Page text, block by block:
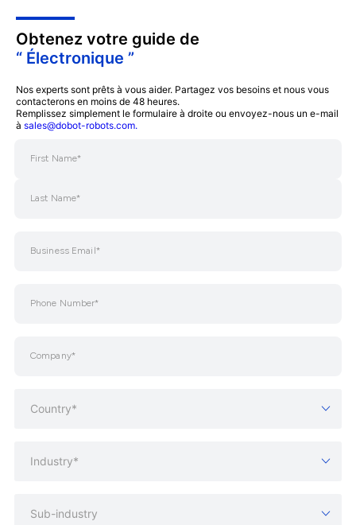
Obtenez votre guide de
“ Électronique ”
Nos experts sont prêts à vous aider. Partagez vos besoins et nous vous
contacterons en moins de 48 heures.
Remplissez simplement le formulaire à droite ou envoyez-nous un e-mail
à sales@dobot-robots.com.
Country*
Industry*
Sub-industry